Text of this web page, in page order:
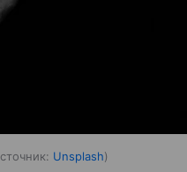
Unsplash